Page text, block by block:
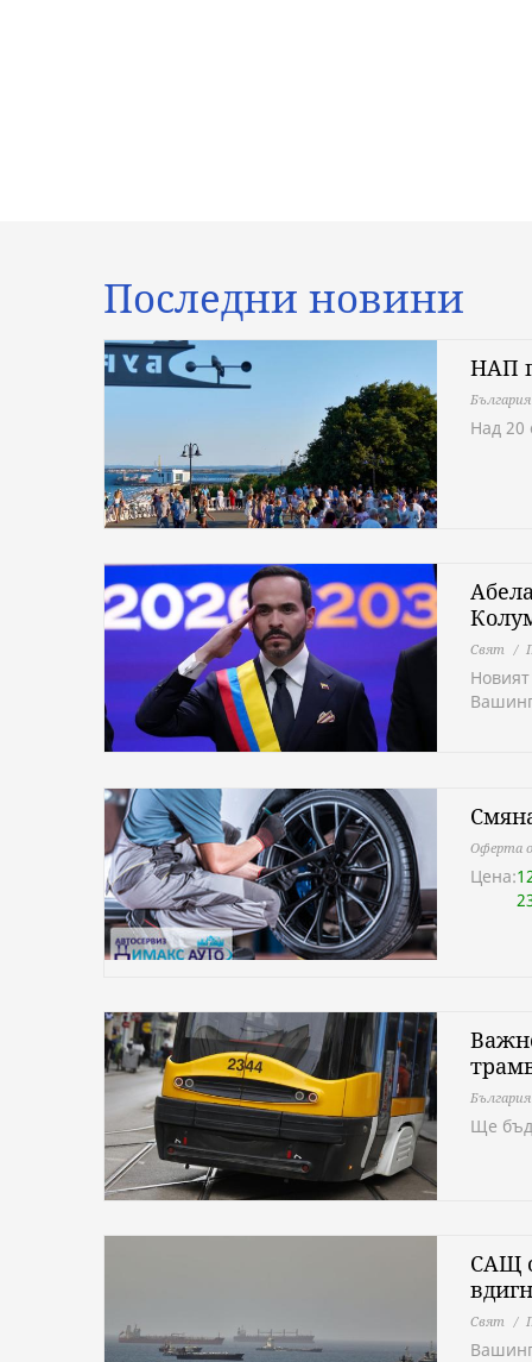
Последни новини
НАП
България
Над 20
Свят
Оферта
Цена:
България
Ще
САЩ
Свят